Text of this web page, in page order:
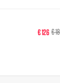
€ 126 €